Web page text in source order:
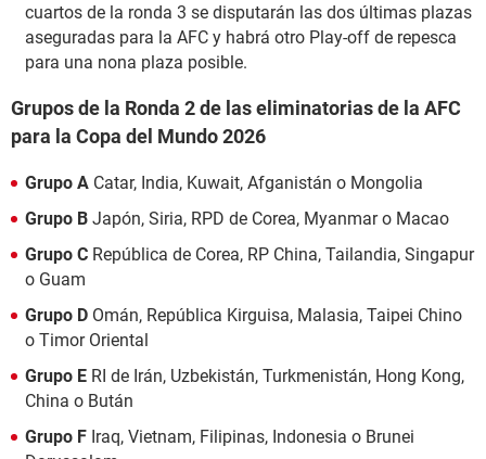
cuartos de la ronda 3 se disputarán las dos últimas plazas
aseguradas para la AFC y habrá otro Play-off de repesca
para una nona plaza posible.
Grupos de la Ronda 2 de las eliminatorias de la AFC
para la Copa del Mundo 2026
Grupo A Catar, India, Kuwait, Afganistán o Mongolia
Grupo B Japón, Siria, RPD de Corea, Myanmar o Macao
Grupo C República de Corea, RP China, Tailandia, Singapur
o Guam
Grupo D Omán, República Kirguisa, Malasia, Taipei Chino
o Timor Oriental
Grupo E RI de Irán, Uzbekistán, Turkmenistán, Hong Kong,
China o Bután
Grupo F Iraq, Vietnam, Filipinas, Indonesia o Brunei